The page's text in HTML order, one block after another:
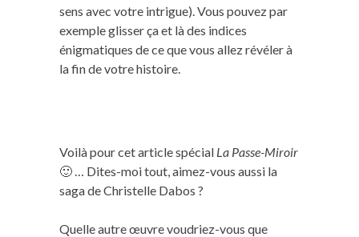
sens avec votre intrigue). Vous pouvez par
exemple glisser ça et là des indices
énigmatiques de ce que vous allez révéler à
la fin de votre histoire.
Voilà pour cet article spécial La Passe-Miroir
🙂 … Dites-moi tout, aimez-vous aussi la
saga de Christelle Dabos ?
Quelle autre œuvre voudriez-vous que